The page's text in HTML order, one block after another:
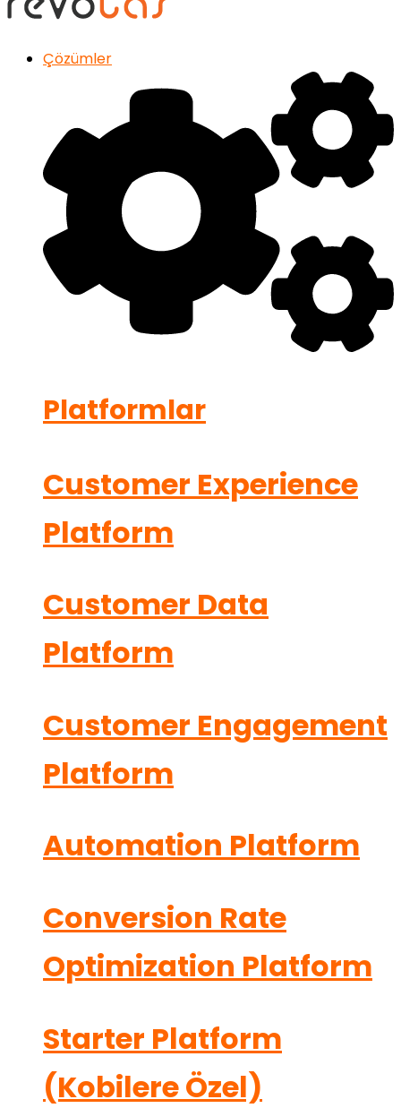
Çözümler
Platformlar
Customer Experience
Platform
Customer Data
Platform
Customer Engagement
Platform
Automation Platform
Conversion Rate
Optimization Platform
Starter Platform
(Kobilere Özel)